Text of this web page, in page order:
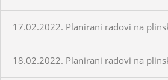
17.02.2022. Planirani radovi na
18.02.2022. Planirani radovi na